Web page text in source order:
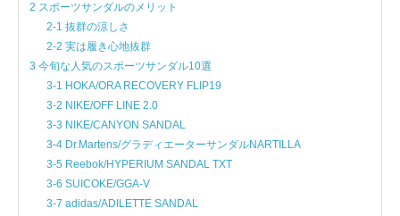
2 スポーツサンダルのメリット
2-1 抜群の涼しさ
2-2 実は履き心地抜群
3 今旬な人気のスポーツサンダル10選
3-1 HOKA/ORA RECOVERY FLIP19
3-2 NIKE/OFF LINE 2.0
3-3 NIKE/CANYON SANDAL
3-4 Dr.Martens/グラディエーターサンダルNARTILLA
3-5 Reebok/HYPERIUM SANDAL TXT
3-6 SUICOKE/GGA-V
3-7 adidas/ADILETTE SANDAL